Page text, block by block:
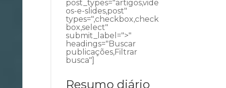
post_types="artigos,vide
os-e-slides,post"
types=",checkbox,check
box,select"
submit_label=">"
headings="Buscar
publicações,Filtrar
busca"]
Resumo diário